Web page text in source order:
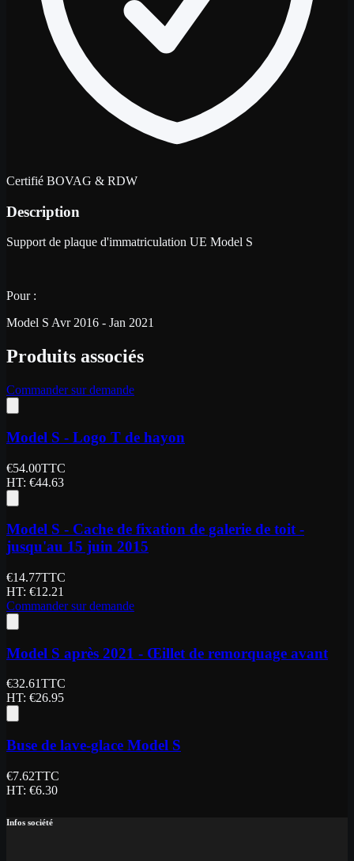
Certifié BOVAG & RDW
Description
Support de plaque d'immatriculation UE Model S
Pour :
Model S Avr 2016 - Jan 2021
Produits associés
Commander sur demande
Model S - Logo T de hayon
€54.00TTC
HT: €44.63
Model S - Cache de fixation de galerie de toit -
jusqu'au 15 juin 2015
€14.77TTC
HT: €12.21
Commander sur demande
Model S après 2021 - Œillet de remorquage avant
€32.61TTC
HT: €26.95
Buse de lave-glace Model S
€7.62TTC
HT: €6.30
Infos société